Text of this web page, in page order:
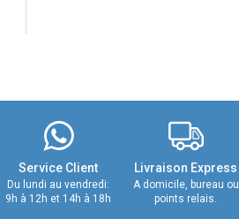
Service Client
Du lundi au vendredi:
9h à 12h et 14h à 18h
Livraison Express
A domicile, bureau ou
points relais.